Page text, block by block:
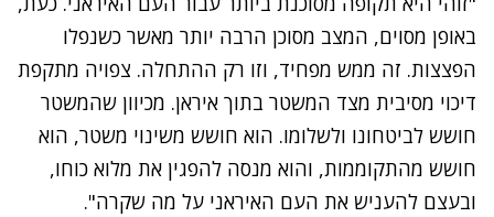
באופן מסוים, המצב מסוכן הרבה יותר מאשר כשנפלו
הפצצות. זה ממש מפחיד, וזו רק ההתחלה. צפויה מתקפת
דיכוי מסיבית מצד המשטר בתוך איראן. מכיוון שהמשטר
חושש לביטחונו ולשלומו. הוא חושש משינוי משטר, הוא
חושש מהתקוממות, והוא מנסה להפגין את מלוא כוחו,
ובעצם להעניש את העם האיראני על מה שקרה".